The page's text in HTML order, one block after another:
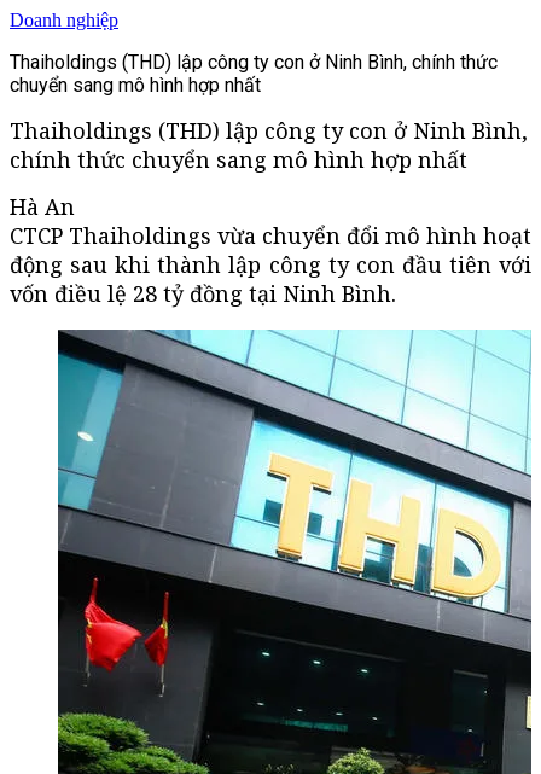
Doanh nghiệp
Thaiholdings (THD) lập công ty con ở Ninh Bình, chính thức
chuyển sang mô hình hợp nhất
Thaiholdings (THD) lập công ty con ở Ninh Bình,
chính thức chuyển sang mô hình hợp nhất
Hà An
CTCP Thaiholdings vừa chuyển đổi mô hình hoạt
động sau khi thành lập công ty con đầu tiên với
vốn điều lệ 28 tỷ đồng tại Ninh Bình.